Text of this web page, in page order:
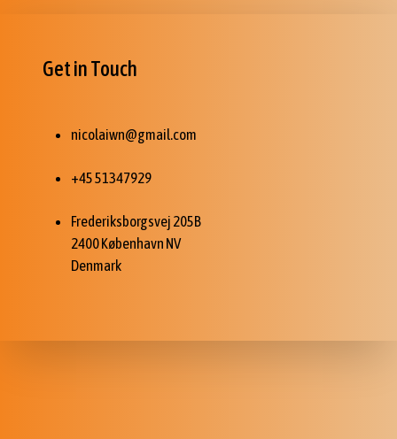
Get in Touch
nicolaiwn@gmail.com
+45 51347929
Frederiksborgsvej 205B
2400 København NV
Denmark